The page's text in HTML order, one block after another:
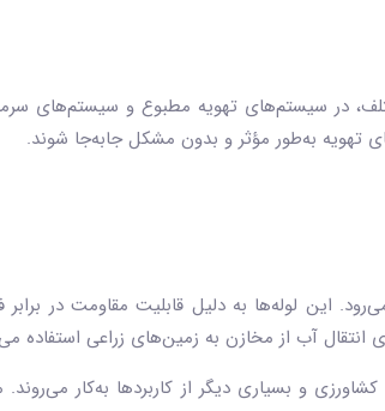
در سیستم‌های تهویه مطبوع و سیستم‌های
تهویه به‌طور مؤثر و بدون مشکل جابه‌جا شوند.
این لوله‌ها به دلیل قابلیت مقاومت در برابر
آب از مخازن به زمین‌های زراعی استفاده
و بسیاری دیگر از کاربردها به‌کار